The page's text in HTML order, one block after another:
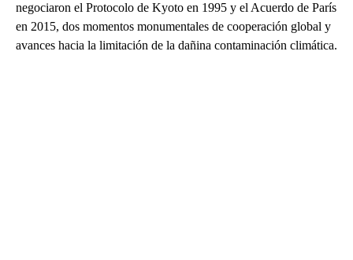
negociaron el Protocolo de Kyoto en 1995 y el Acuerdo de París
en 2015, dos momentos monumentales de cooperación global y
avances hacia la limitación de la dañina contaminación climática.